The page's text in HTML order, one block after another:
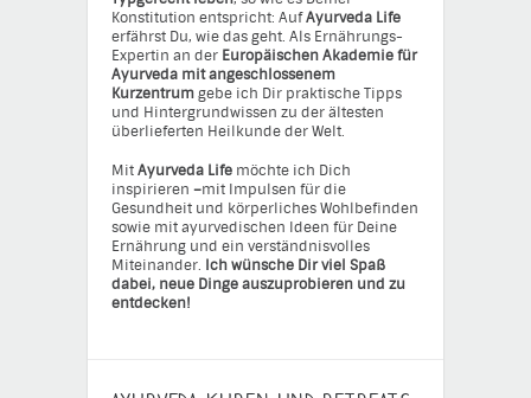
Konstitution entspricht: AufAyurveda Life
erfährst Du, wie das geht. Als Ernährungs-
Expertin an der Europäischen Akademie für
Ayurveda mit angeschlossenem
Kurzentrumgebe ich Dir praktische Tipps
und Hintergrundwissen zu der ältesten
überlieferten Heilkunde der Welt.
MitAyurveda Life möchte ich Dich
inspirieren –mit Impulsen für die
Gesundheit und körperliches Wohlbefinden
sowie mit ayurvedischen Ideen für Deine
Ernährung und ein verständnisvolles
Miteinander. Ich wünsche Dir viel Spaß
dabei, neue Dinge auszuprobieren und zu
entdecken!